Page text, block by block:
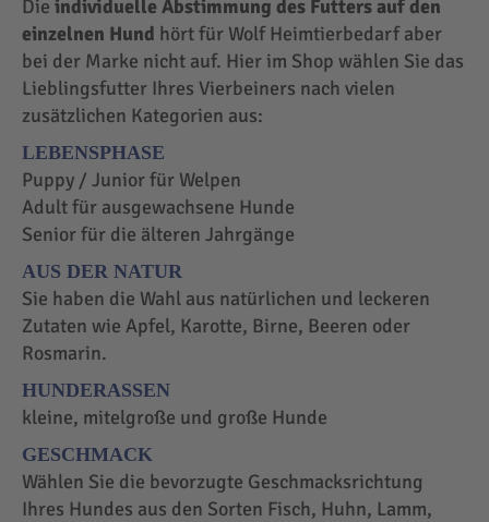
Die individuelle Abstimmung des Futters auf den
einzelnen Hund hört für Wolf Heimtierbedarf aber
bei der Marke nicht auf. Hier im Shop wählen Sie das
Lieblingsfutter Ihres Vierbeiners nach vielen
zusätzlichen Kategorien aus:
LEBENSPHASE
Puppy / Junior für Welpen
Adult für ausgewachsene Hunde
Senior für die älteren Jahrgänge
AUS DER NATUR
Sie haben die Wahl aus natürlichen und leckeren
Zutaten wie Apfel, Karotte, Birne, Beeren oder
Rosmarin.
HUNDERASSEN
kleine, mitelgroße und große Hunde
GESCHMACK
Wählen Sie die bevorzugte Geschmacksrichtung
Ihres Hundes aus den Sorten Fisch, Huhn, Lamm,